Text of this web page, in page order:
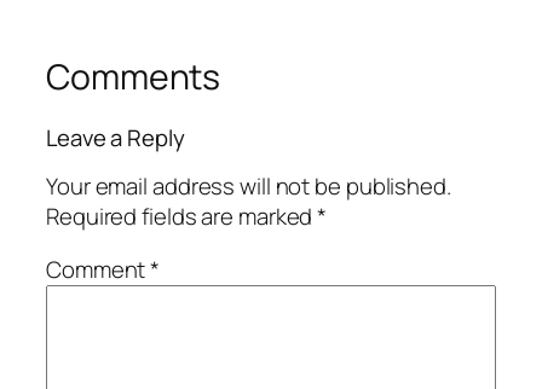
Comments
Leave a Reply
Your email address will not be published.
Required fields are marked*
Comment*